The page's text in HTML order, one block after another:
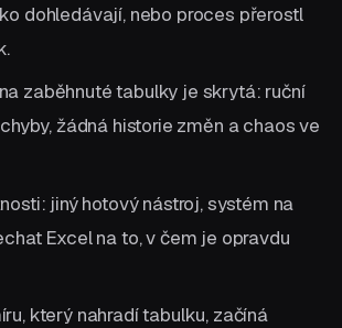
dohledávají, nebo proces přerostl
zaběhnuté tabulky je skrytá: ruční
žádná historie změn a chaos ve
jiný hotový nástroj, systém na
Excel na to, v čem je opravdu
který nahradí tabulku, začíná